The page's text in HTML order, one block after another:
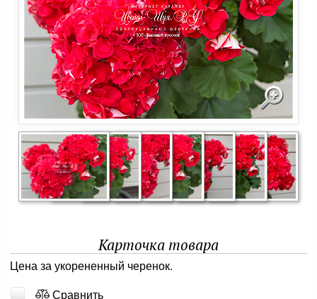
Карточка товара
Цена за укорененный черенок.
Сравнить